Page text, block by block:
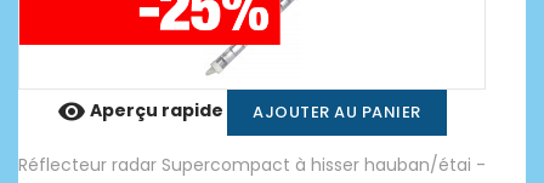
 Aperçu rapide AJOUTER AU PANIER
Réflecteur radar Supercompact à hisser hauban/étai -